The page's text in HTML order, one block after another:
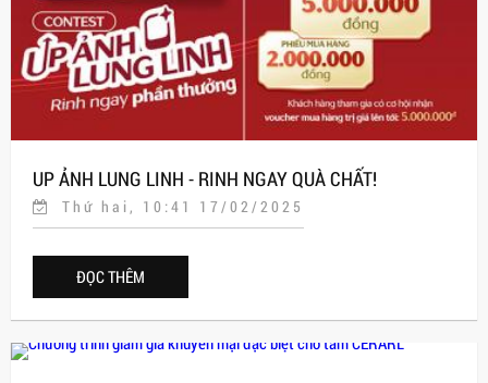
UP ẢNH LUNG LINH - RINH NGAY QUÀ CHẤT!
Thứ hai, 10:41 17/02/2025
ĐỌC THÊM